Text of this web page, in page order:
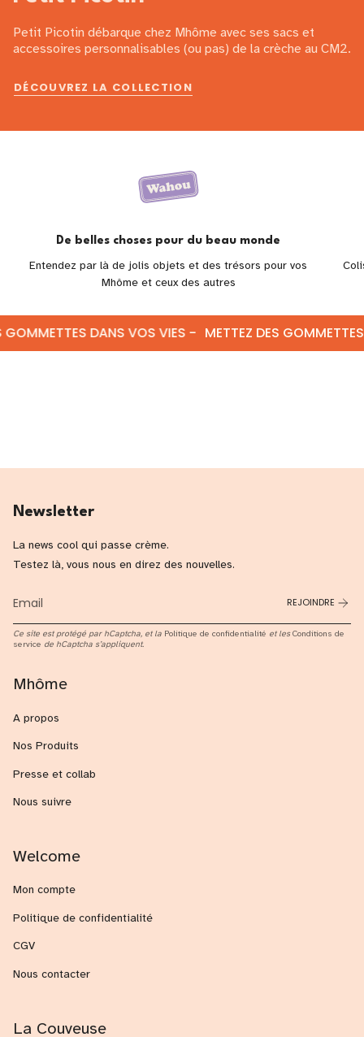
Petit Picotin débarque chez Mhôme avec ses sacs et
accessoires personnalisables (ou pas) de la crèche au CM2.
DÉCOUVREZ LA COLLECTION
De belles choses pour du beau monde
Entendez par là de jolis objets et des trésors pour vos
Mhôme et ceux des autres
DANS VOS VIES - METTEZ DES GOMMETTES
Newsletter
La news cool qui passe crème.
Testez là, vous nous en direz des nouvelles.
REJOINDRE
Ce site est protégé par hCaptcha, et la Politique de confidentialité et lesConditions de
service de hCaptcha s’appliquent.
Mhôme
A propos
Nos Produits
Presse et collab
Nous suivre
Welcome
Mon compte
Politique de confidentialité
CGV
Nous contacter
La Couveuse